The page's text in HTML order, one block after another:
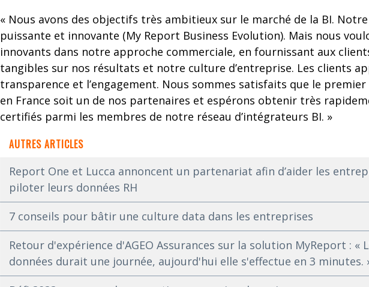
« Nous avons des objectifs très ambitieux sur le marché de la BI.
puissante et innovante (My Report Business Evolution). Mais nous
innovants dans notre approche commerciale, en fournissant aux
tangibles sur nos résultats et notre culture d’entreprise. Les clients
transparence et l’engagement. Nous sommes satisfaits que le
en France soit un de nos partenaires et espérons obtenir très
certifiés parmi les membres de notre réseau d’intégrateurs BI. »
AUTRES ARTICLES
Report One et Lucca annoncent un partenariat afin d’aider les
piloter leurs données RH
7 conseils pour bâtir une culture data dans les entreprises
Retour d'expérience d'AGEO Assurances sur la solution MyReport : «
données durait une journée, aujourd'hui elle s'effectue en 3 minutes.